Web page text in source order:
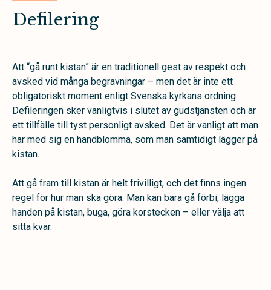
Defilering
Att “gå runt kistan” är en traditionell gest av respekt och
avsked vid många begravningar – men det är inte ett
obligatoriskt moment enligt Svenska kyrkans ordning.
Defileringen sker vanligtvis i slutet av gudstjänsten och är
ett tillfälle till tyst personligt avsked. Det är vanligt att man
har med sig en handblomma, som man samtidigt lägger på
kistan.
Att gå fram till kistan är helt frivilligt, och det finns ingen
regel för hur man ska göra. Man kan bara gå förbi, lägga
handen på kistan, buga, göra korstecken – eller välja att
sitta kvar.